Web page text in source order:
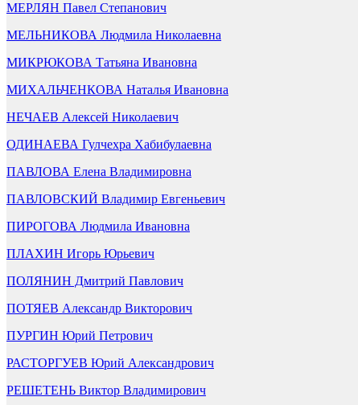
МЕРЛЯН Павел Степанович
МЕЛЬНИКОВА Людмила Николаевна
МИКРЮКОВА Татьяна Ивановна
МИХАЛЬЧЕНКОВА Наталья Ивановна
НЕЧАЕВ Алексей Николаевич
ОДИНАЕВА Гулчехра Хабибулаевна
ПАВЛОВА Елена Владимировна
ПАВЛОВСКИЙ Владимир Евгеньевич
ПИРОГОВА Людмила Ивановна
ПЛАХИН Игорь Юрьевич
ПОЛЯНИН Дмитрий Павлович
ПОТЯЕВ Александр Викторович
ПУРГИН Юрий Петрович
РАСТОРГУЕВ Юрий Александрович
РЕШЕТЕНЬ Виктор Владимирович